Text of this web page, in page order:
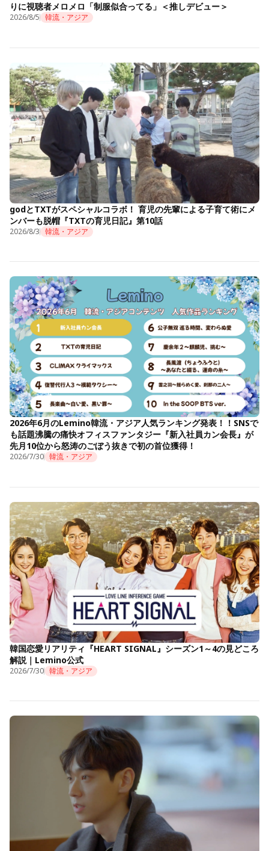
りに視聴者メロメロ「制服似合ってる」＜推しデビュー＞
2026/8/5 韓流・アジア
godとTXTがスペシャルコラボ！ 育児の先輩による子育て術にメ
ンバーも脱帽『TXTの育児日記』第10話
2026/8/3 韓流・アジア
2026年6月のLemino韓流・アジア人気ランキング発表！！SNSで
も話題沸騰の痛快オフィスファンタジー『新入社員カン会長』が
先月10位から怒涛のごぼう抜きで初の首位獲得！
2026/7/30 韓流・アジア
韓国恋愛リアリティ『HEART SIGNAL』シーズン1～4の見どころ
解説｜Lemino公式
2026/7/30 韓流・アジア